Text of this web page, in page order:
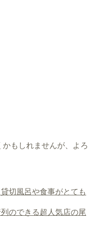
もしれませんが、よろ
切風呂や食事がとても
のできる超人気店の尾